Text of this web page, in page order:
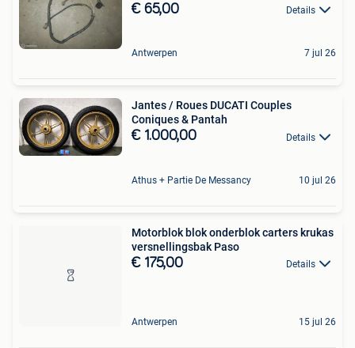
€ 65,00 Details
Antwerpen 7 jul 26
Jantes / Roues DUCATI Couples
Coniques & Pantah
€ 1.000,00 Details
Athus + Partie De Messancy 10 jul 26
Motorblok blok onderblok carters krukas
versnellingsbak Paso
€ 175,00 Details
Antwerpen 15 jul 26